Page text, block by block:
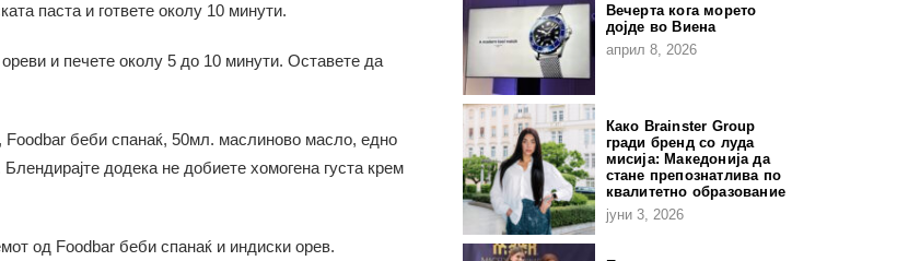
паста и гответе околу 10 минути.
и печете околу 5 до 10 минути. Оставете да
Foodbar беби спанаќ, 50мл. маслиново масло, едно
додека не добиете хомогена густа крем
од Foodbar беби спанаќ и индиски орев.
Вечерта кога морето
дојде во Виена
април 8, 2026
Како Brainster Group
гради бренд со луда
мисија: Македонија да
стане препознатлива по
квалитетно образование
јуни 3, 2026